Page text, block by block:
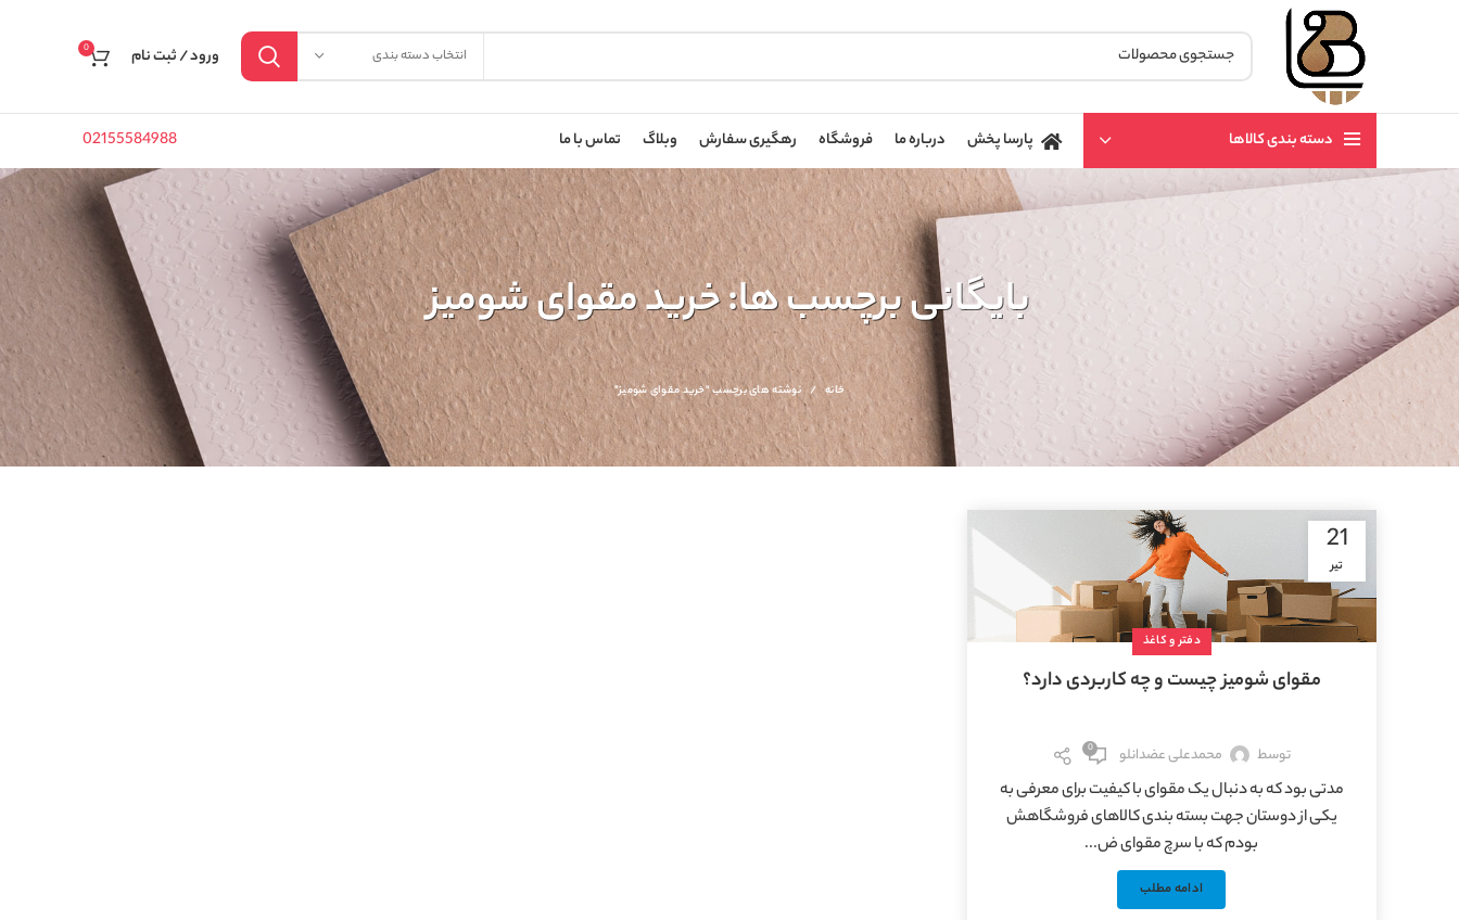
انتخاب دسته بندی ورود / ثبت نام 0
دسته بندی کالاها پارسا پخش درباره ما فروشگاه رهگیری سفارش وبلاگ تماس با ما 02155584988
بایگانی برچسب ها: خرید مقوای شومیز
خانه نوشته های برچسب "خرید مقوای شومیز"
21
تیر
دفتر و کاغذ
مقوای شومیز چیست و چه کاربردی دارد؟
توسط محمدعلی عضدانلو 0
مدتی بود که به دنبال یک مقوای با کیفیت برای معرفی به
یکی از دوستان جهت بسته بندی کالاهای فروشگاهش
بودم که با سرچ مقوای ض...
ادامه مطلب